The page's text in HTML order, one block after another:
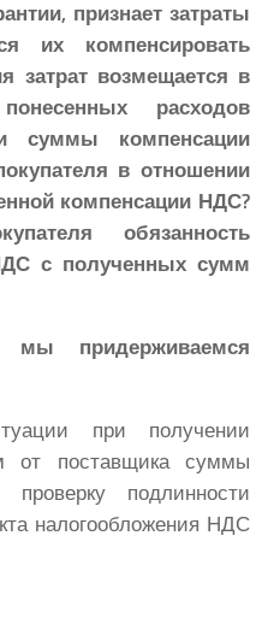
признает затраты
их компенсировать
затрат возмещается в
расходов
суммы компенсации
в отношении
компенсации НДС?
обязанность
с полученных сумм
придерживаемся
при получении
от поставщика суммы
подлинности
налогообложения НДС